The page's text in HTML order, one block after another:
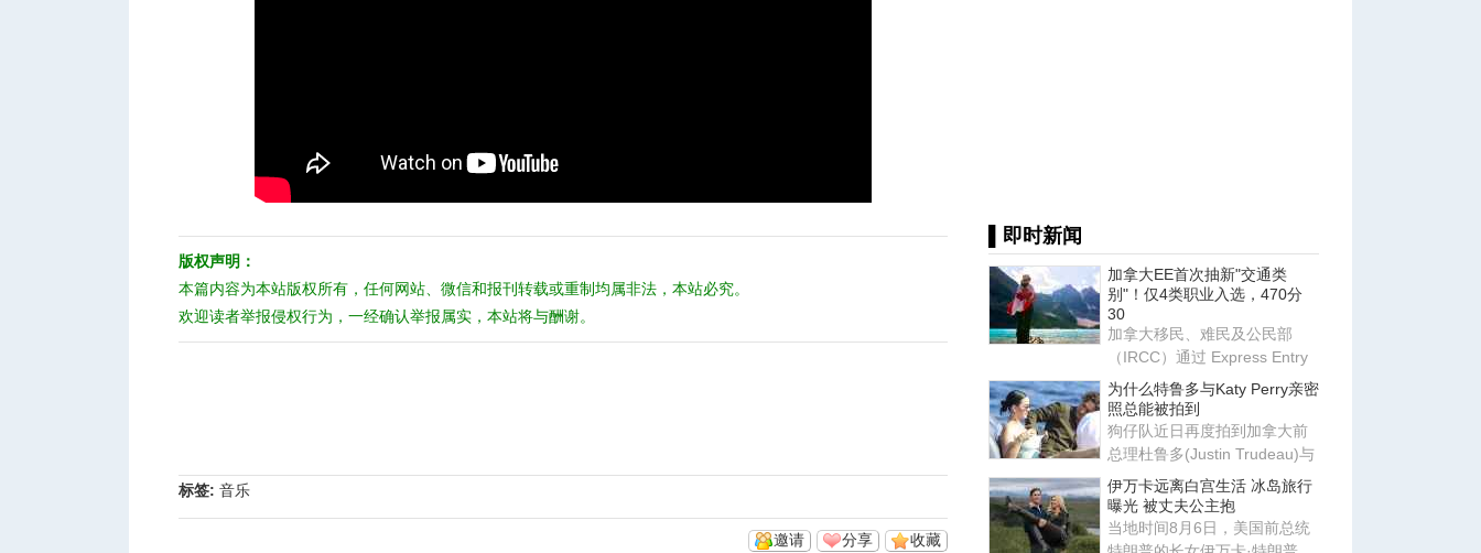
版权声明：
本篇内容为本站版权所有，任何网站、微信和报刊转载或重制均属非法，本站必究。
欢迎读者举报侵权行为，一经确认举报属实，本站将与酬谢。
标签: 音乐
收藏
分享
邀请
▌即时新闻
加拿大EE首次抽新"交通类
别"！仅4类职业入选，470分
30
加拿大移民、难民及公民部
（IRCC）通过 Express Entry
系统发出新一轮邀请，邀请更
多
为什么特鲁多与Katy Perry亲密
照总能被拍到
狗仔队近日再度拍到加拿大前
总理杜鲁多(Justin Trudeau)与
美国歌手姬蒂派莉(Katy Perr
伊万卡远离白宫生活 冰岛旅行
曝光 被丈夫公主抱
当地时间8月6日，美国前总统